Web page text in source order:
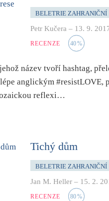
BELETRIE ZAHRANIČNÍ
Petr Kučera – 13. 9.
RECENZE 40%
název tvoří hashtag,
anglickým #resistLOVE,
reflexi…
Tichý dům
BELETRIE ZAHRANIČNÍ
Jan M. Heller – 15. 2.
RECENZE 80%